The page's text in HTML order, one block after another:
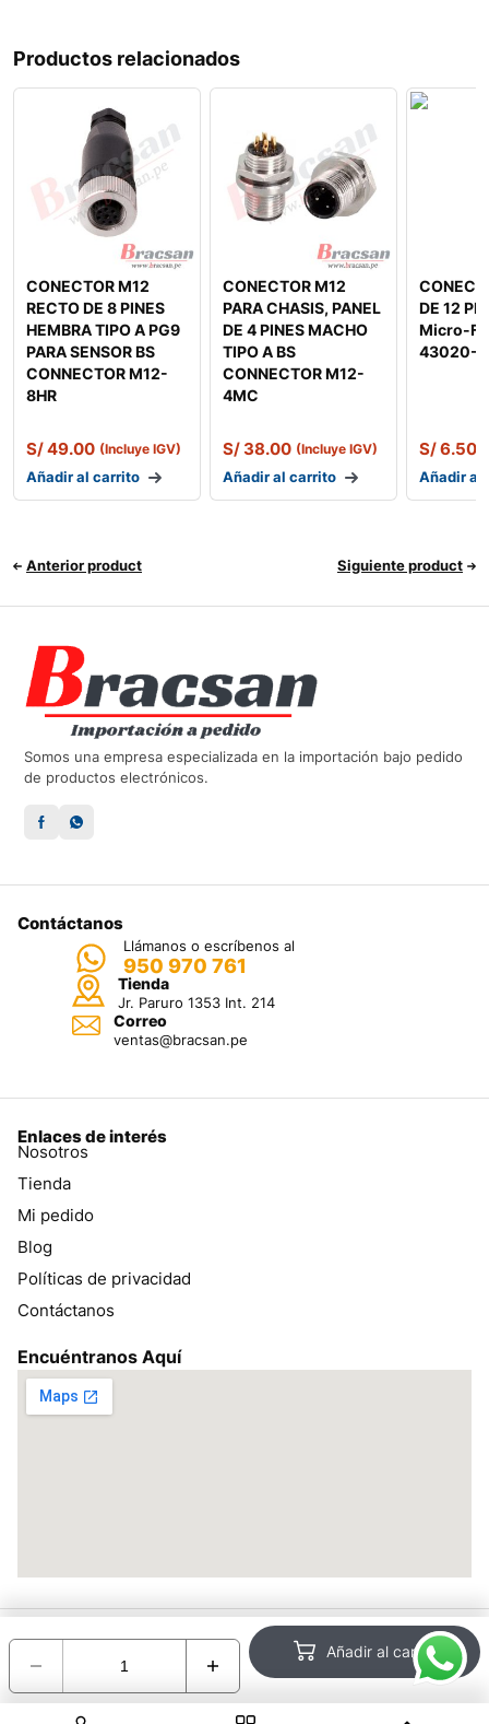
Añadir al carrito
Productos relacionados
CONECTOR M12
RECTO DE 8 PINES
HEMBRA TIPO A PG9
PARA SENSOR BS
CONNECTOR M12-
8HR
S/49.00 (Incluye IGV)
Añadir al carrito
CONECTOR M12
PARA CHASIS, PANEL
DE 4 PINES MACHO
TIPO A BS
CONNECTOR M12-
4MC
S/38.00 (Incluye IGV)
Añadir al carrito
DE 12
Micro-Fit
43020-
S/6.50
Añadir al
Anterior product Siguiente product
Somos una empresa especializada en la importación bajo pedido
de productos electrónicos.
Contáctanos
Llámanos o escríbenos al
950 970 761
Tienda
Jr. Paruro 1353 Int. 214
Correo
ventas@bracsan.pe
Enlaces de interés
Nosotros
Tienda
Mi pedido
Blog
Políticas de privacidad
Contáctanos
Encuéntranos Aquí
Todos los derechos reservados bracsan.pe ©2026 – Desarrollado
por:
Encotel